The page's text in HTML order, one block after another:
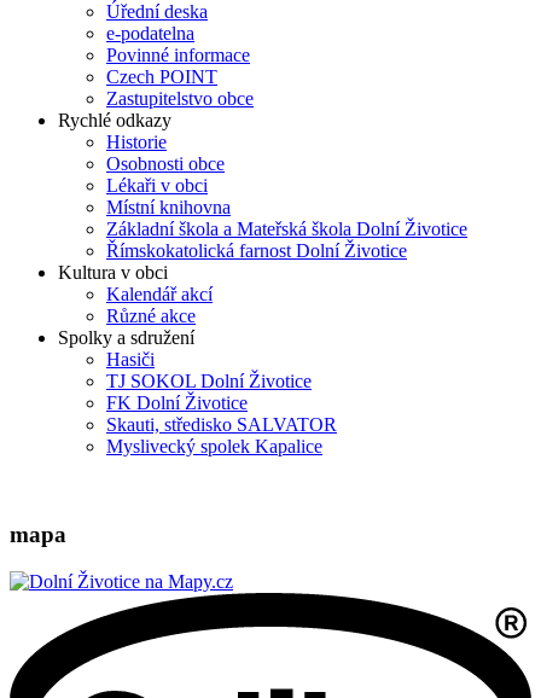
Úřední deska
e-podatelna
Povinné informace
Czech POINT
Zastupitelstvo obce
Rychlé odkazy
Historie
Osobnosti obce
Lékaři v obci
Místní knihovna
Základní škola a Mateřská škola Dolní Životice
Římskokatolická farnost Dolní Životice
Kultura v obci
Kalendář akcí
Různé akce
Spolky a sdružení
Hasiči
TJ SOKOL Dolní Životice
FK Dolní Životice
Skauti, středisko SALVATOR
Myslivecký spolek Kapalice
mapa